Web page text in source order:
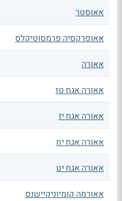
אאוסטר
אאופרקסיה פרמסוטיקלס
אאורה
אאורה אגח טז
אאורה אגח יז
אאורה אגח יח
אאורה אגח יט
אאורמה קומיוניקיישנס